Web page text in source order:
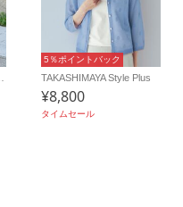
5％ポイントバック
TAKASHIMAYA Style Plus
¥8,800
タイムセール